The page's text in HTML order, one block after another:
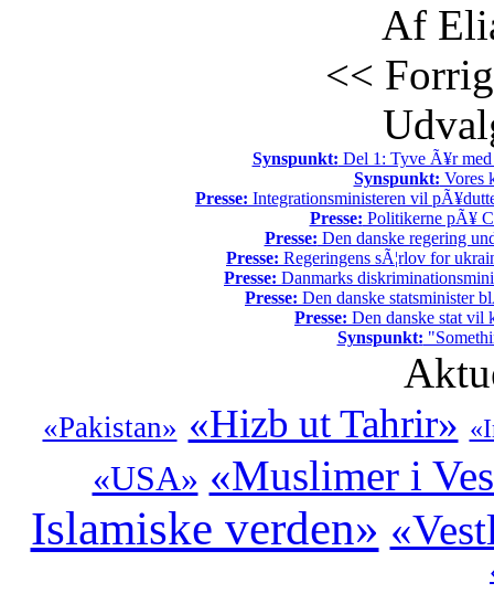
Af
<<
Synspunkt: Del 1: Tyve Ã¥r med
Synspunkt: Vores
Presse: Integrationsministeren vil
Presse: Politikerne pÃ¥
Presse: Den danske regering
Presse: Regeringens sÃ¦rlov for
Presse: Danmarks
Presse: Den danske statsminister
Presse: Den danske stat vil
Synspunkt:
«Pakistan» «Hizb ut Tahrir»
«USA» «Muslimer i
Islamiske verden»